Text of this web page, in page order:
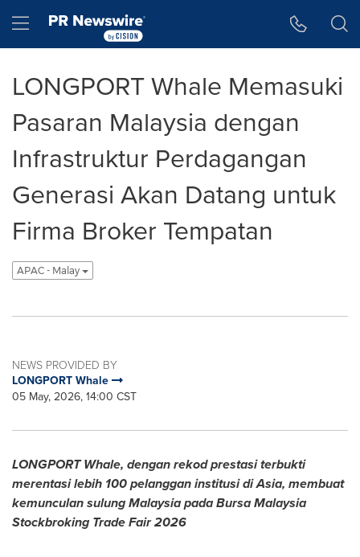
Hamburger menu
LONGPORT Whale Memasuki
Pasaran Malaysia dengan
Infrastruktur Perdagangan
Generasi Akan Datang untuk
Firma Broker Tempatan
APAC - Malay
NEWS PROVIDED BY
LONGPORT Whale
05 May, 2026, 14:00 CST
LONGPORT Whale, dengan rekod prestasi terbukti
merentasi lebih 100 pelanggan institusi di Asia, membuat
kemunculan sulung Malaysia pada Bursa Malaysia
Stockbroking Trade Fair 2026